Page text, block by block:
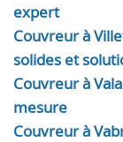
expert
Couvreur à
solides et
Couvreur à
mesure
Couvreur à